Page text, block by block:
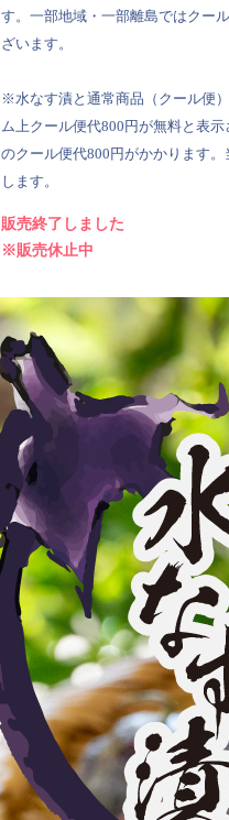
す。一部地域・一部離島ではクー
ざいます。
※水なす漬と通常商品（クール便
ム上クール便代800円が無料と表
のクール便代800円がかかります
します。
販売終了しました
※販売休止中